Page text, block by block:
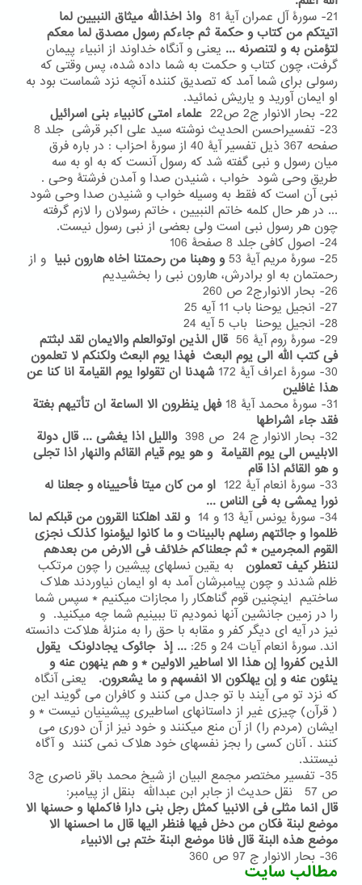
21- سورۀ آل عمران آیۀ 81
واذ اخذالله میثاق النبیین لما
اتیتکم من کتاب و حکمة ثم جاءکم رسول مصدق لما معکم
لتؤمنن به و لتنصرنه ... یعنی و آنگاه خداوند از انبیاء پیمان
گرفت، چون کتاب و حکمت به شما داده شده، پس وقتی که
رسولی برای شما آمد که تصدیق کننده آنچه نزد شماست بود به
او ایمان آورید و یاریش نمائید.
22- بحار الانوار ج2 ص22
علماء امتی کانبیاء بنی اسرائیل
صفحه 367 ذیل تفسیر آیۀ 40 از سورۀ احزاب : در باره فرق
میان رسول و نبی گفته شد که رسول آنست که به او به سه
طریق وحی شود خواب ، شنیدن صدا و آمدن فرشتۀ وحی .
نبی آن است که فقط به وسیله خواب و شنیدن صدا وحی شود
... در هر حال کلمه خاتم النبیین ، خاتم رسولان را لازم گرفته
چون هر رسول نبی است ولی بعضی از نبی رسول نیست.
24- اصول کافی جلد 8 صفحۀ 106
25- سورۀ مریم آیۀ 53
و وهبنا من رحمتنا اخاه هارون نبیا و از
رحمتمان به او برادرش، هارون نبی را بخشیدیم
26- بحار الانوارج2 ص 260
27- انجیل یوحنا باب 11 آیه 25
28- انجیل یوحنا باب 5 آیه 24
29- سورۀ روم آیۀ 56
قال الذین اوتوالعلم والایمان لقد لبثتم
فی کتب الله الی یوم البعث فهذا یوم البعث ولکنکم لا تعلمون
30- سورۀ اعراف آیۀ 172
شهدنا ان تقولوا یوم القیامة انا کنا عن
هذا غافلین
31- سورۀ محمد آیۀ 18
فهل ینظرون الا الساعة ان تأتیهم بغتة
فقد جاء اشراطها
32- بحار الانوار ج 24 ص 398
واللیل اذا یغشی ... قال دولة
الابلیس الی یوم القیامة و هو یوم قیام القائم والنهار اذا تجلی
و هو القائم اذا قام
33- سورۀ انعام آیۀ 122
او من کان میتا فأحییناه و جعلنا له
نورا یمشی به فی الناس ...
34- سورۀ یونس آیۀ 13 و 14
و لقد اهلکنا القرون من قبلکم لما
ظلموا و جائتهم رسلهم بالبینات و ما کانوا لیؤمنوا کذلک نجزی
القوم المجرمین * ثم جعلناکم خلائف فی الارض من بعدهم
لننظر کیف تعملون
به یقین نسلهای پیشین را چون مرتکب
ظلم شدند و چون پیامبرشان آمد به او ایمان نیاوردند هلاک
ساختیم اینچنین قوم گناهکار را مجازات میکنیم * سپس شما
را در زمین جانشین آنها نمودیم تا ببینیم شما چه میکنید. و
نیز در آیه ای دیگر کفر و مقابه با حق را به منزلۀ هلاکت دانسته
اند. سورۀ انعام آیات 24 و 25:
... إذ جائوک یجادلونک یقول
الذین کفروا إن هذا الا اساطیر الاولین * و هم ینهون عنه و
ینئون عنه و إن یهلکون الا انفسهم و ما یشعرون.
یعنی آنگاه
که نزد تو می آیند با تو جدل می کنند و کافران می گویند این
( قرآن) چیزی غیر از داستانهای اساطیری پیشینیان نیست * و
ایشان (مردم را) از آن منع میکنند و خود نیز از آن دوری می
کنند . آنان کسی را بجز نفسهای خود هلاک نمی کنند و آگاه
نیستند.
35- تفسیر مختصر مجمع البیان از شیخ محمد باقر ناصری ج3
ص 57 نقل حدیث از جابر ابن عبدالله بنقل از پیامبر:
قال انما مثلی فی الانبیا کمثل رجل بنی دارا فاکملها و حسنها الا
موضع لبنة فکان من دخل فیها فنظر الیها قال ما احسنها الا
موضع هذه البنة قال فانا موضع البنة ختم بی الانبیاء
36- بحار الانوار ج 97 ص 360
مطالب سایت